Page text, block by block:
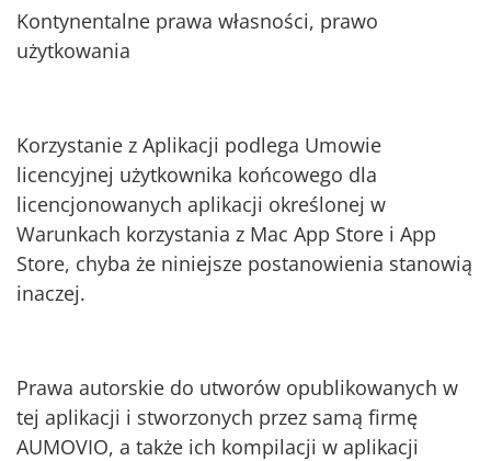
Kontynentalne prawa własności, prawo
użytkowania
Korzystanie z Aplikacji podlega Umowie
licencyjnej użytkownika końcowego dla
licencjonowanych aplikacji określonej w
Warunkach korzystania z Mac App Store i App
Store, chyba że niniejsze postanowienia stanowią
inaczej.
Prawa autorskie do utworów opublikowanych w
tej aplikacji i stworzonych przez samą firmę
AUMOVIO, a także ich kompilacji w aplikacji